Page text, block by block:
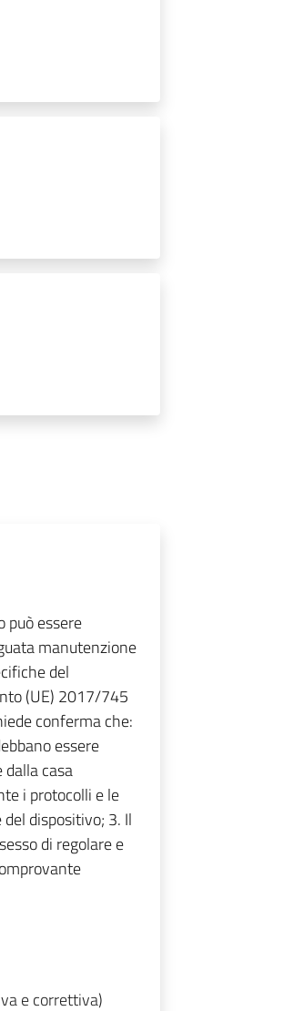
può essere
manutenzione
del
(UE) 2017/745
conferma che:
essere
casa
i protocolli e le
dispositivo; 3. Il
di regolare e
e correttiva)